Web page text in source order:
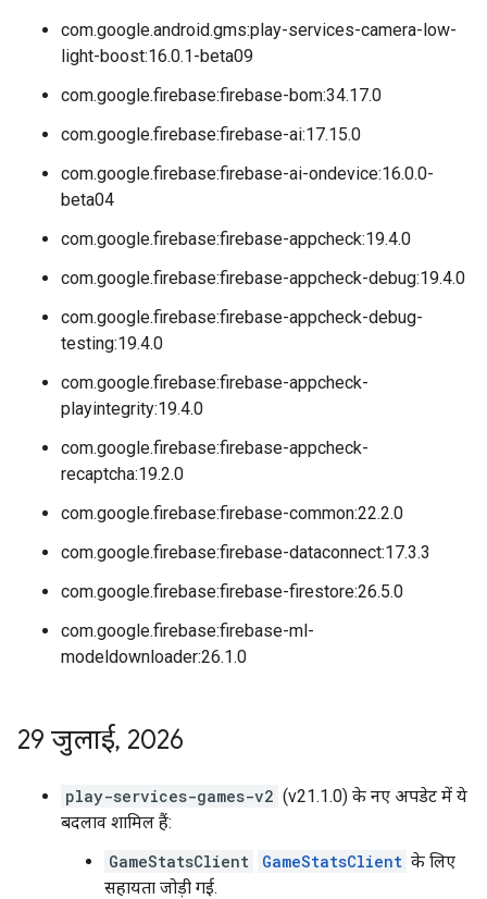
com.google.android.gms:play-services-camera-low-
light-boost:16.0.1-beta09
com.google.firebase:firebase-bom:34.17.0
com.google.firebase:firebase-ai:17.15.0
com.google.firebase:firebase-ai-ondevice:16.0.0-
beta04
com.google.firebase:firebase-appcheck:19.4.0
com.google.firebase:firebase-appcheck-debug:19.4.0
com.google.firebase:firebase-appcheck-debug-
testing:19.4.0
com.google.firebase:firebase-appcheck-
playintegrity:19.4.0
com.google.firebase:firebase-appcheck-
recaptcha:19.2.0
com.google.firebase:firebase-common:22.2.0
com.google.firebase:firebase-dataconnect:17.3.3
com.google.firebase:firebase-firestore:26.5.0
com.google.firebase:firebase-ml-
modeldownloader:26.1.0
29 जुलाई, 2026
play-services-games-v2 (v21.1.0) के नए अपडेट में ये
बदलाव शामिल हैं:
GameStatsClient
GameStatsClient के लिए
सहायता जोड़ी गई.